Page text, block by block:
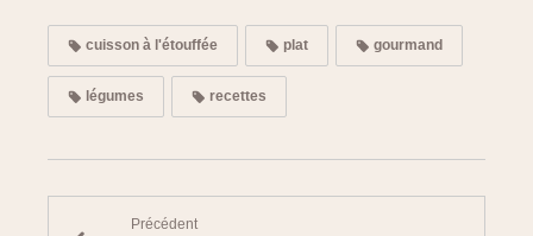
cuisson à l'étouffée plat gourmand
légumes recettes
Précédent